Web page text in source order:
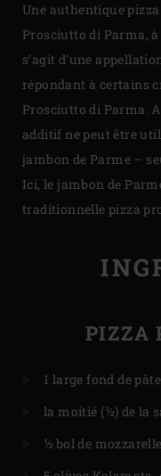
Une authentique
Prosciutto di Parma,
s’agit d’une
répondant à certains
Prosciutto di Parma.
additif ne peut être
jambon de Parme –
Ici, le jambon de
traditionnelle pizza
PIZZA
1 large fond de pâte
la moitié (½) de la
½ bol de